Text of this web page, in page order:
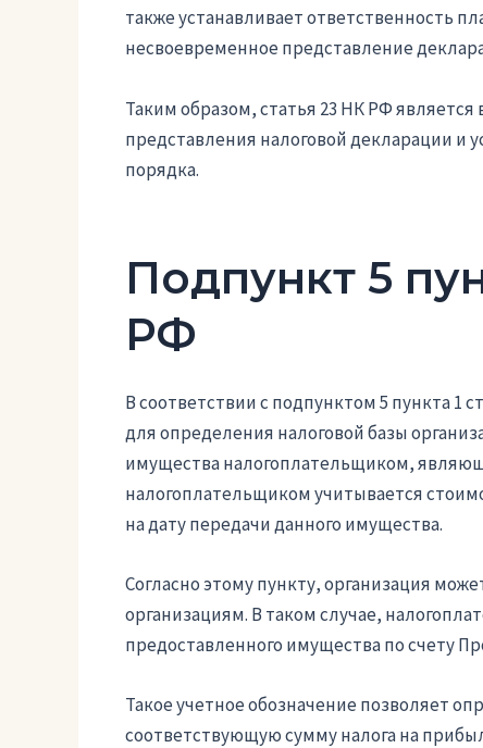
также устанавливает ответственность
несвоевременное представление
Таким образом, статья 23 НК РФ
представления налоговой декларации и
порядка.
Подпункт 5
РФ
В соответствии с подпунктом 5 пункта 1
для определения налоговой базы
имущества налогоплательщиком,
налогоплательщиком учитывается
на дату передачи данного имущества.
Согласно этому пункту, организация
организациям. В таком случае,
предоставленного имущества по счету
Такое учетное обозначение позволяет
соответствующую сумму налога на